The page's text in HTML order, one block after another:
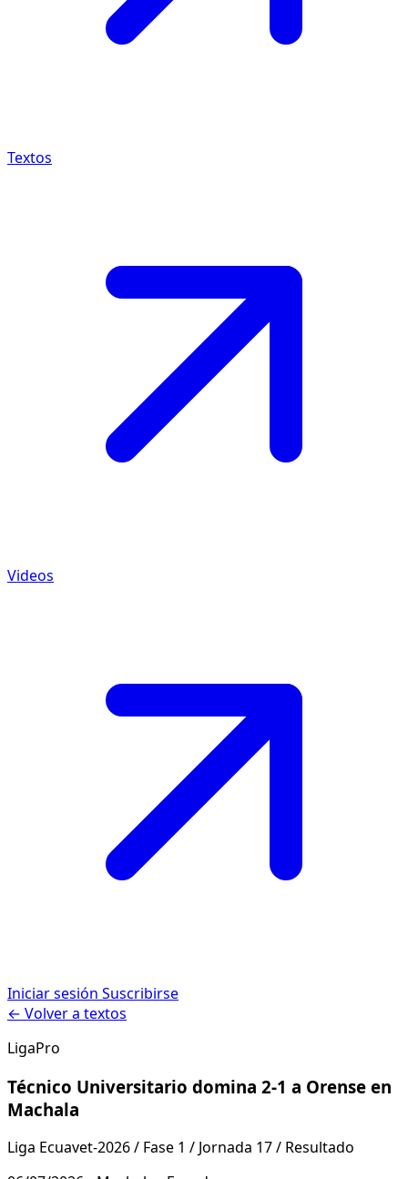
Textos
Videos
Iniciar sesión Suscribirse
← Volver a textos
LigaPro
Técnico Universitario domina 2-1 a Orense en
Machala
Liga Ecuavet-2026 / Fase 1 / Jornada 17 / Resultado